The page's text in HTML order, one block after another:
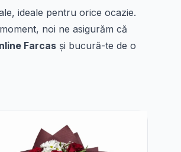
ideale pentru orice ocazie.
noi ne asigurăm că
Farcas și bucură-te de o